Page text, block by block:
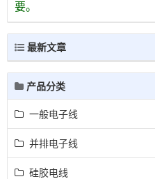
要。
最新文章
产品分类
一般电子线
并排电子线
硅胶电线